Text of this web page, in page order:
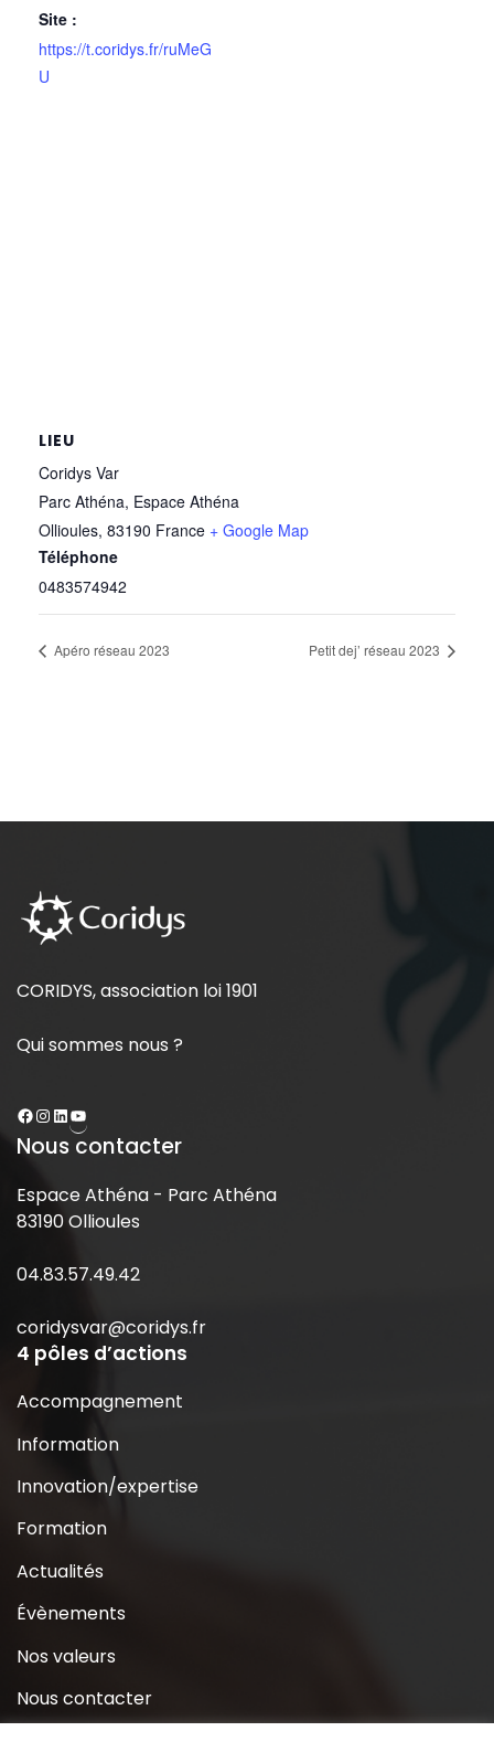
Site :
https://t.coridys.fr/ruMeG
U
LIEU
Coridys Var
Parc Athéna, Espace Athéna
Ollioules, 83190 France + Google Map
Téléphone
0483574942
Apéro réseau 2023 Petit dej’ réseau 2023
CORIDYS, association loi 1901
Qui sommes nous ?
Nous contacter
Espace Athéna - Parc Athéna
83190 Ollioules
04.83.57.49.42
coridysvar@coridys.fr
4 pôles d’actions
Accompagnement
Information
Innovation/expertise
Formation
Actualités
Évènements
Nos valeurs
Nous contacter